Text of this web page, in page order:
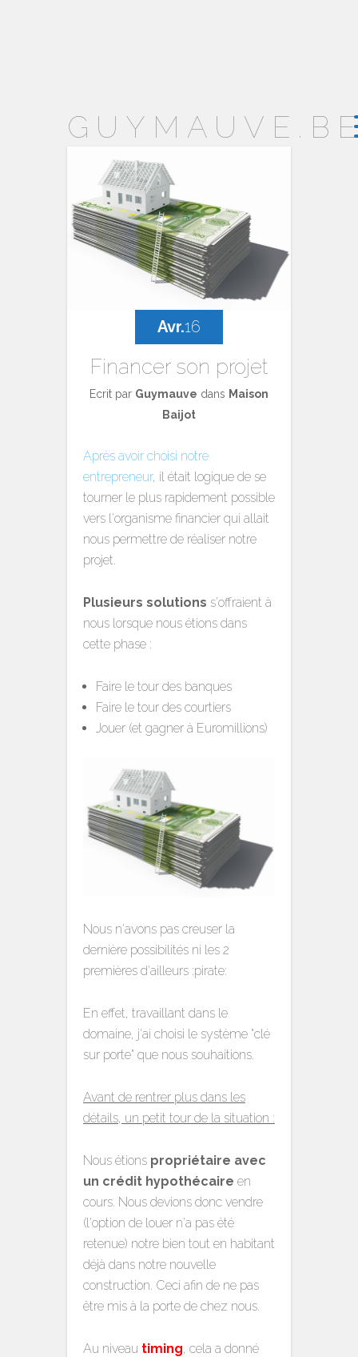
Avr.16
Financer son projet
Ecrit par Guymauve dans Maison
Baijot
Après avoir choisi notre
entrepreneur, il était logique de se
tourner le plus rapidement possible
vers l'organisme financier qui allait
nous permettre de réaliser notre
projet.
Plusieurs solutions s'offraient à
nous lorsque nous étions dans
cette phase :
Faire le tour des banques
Faire le tour des courtiers
Jouer (et gagner à Euromillions)
Nous n'avons pas creuser la
dernière possibilités ni les 2
premières d'ailleurs :pirate:
En effet, travaillant dans le
domaine, j'ai choisi le système "clé
sur porte" que nous souhaitions.
Avant de rentrer plus dans les
détails, un petit tour de la situation :
Nous étions propriétaire avec
un crédit hypothécaire en
cours. Nous devions donc vendre
(l'option de louer n'a pas été
retenue) notre bien tout en habitant
déjà dans notre nouvelle
construction. Ceci afin de ne pas
être mis à la porte de chez nous.
Au niveau timing, cela a donné